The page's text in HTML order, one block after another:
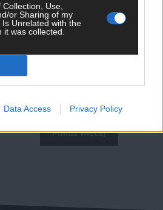
Use,
or Sharing of my
Unrelated with the
was collected.
Data Access Privacy Policy
Pokaż więcej